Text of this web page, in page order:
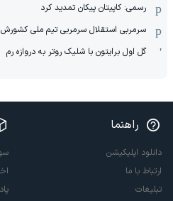
رسمی: کاپیتان پیکان تمدید کرد
سرمربی استقلال سرمربی تیم ملی
گل اول برایتون با شلیک روتر به دروازه رم
راهنما
دانلود اپلیکیشن
ارتباط با ما
تبلیغات